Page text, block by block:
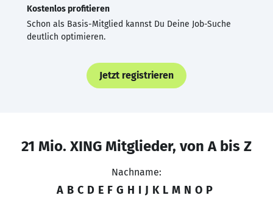
Kostenlos profitieren
Schon als Basis-Mitglied kannst Du Deine Job-Suche
deutlich optimieren.
Jetzt registrieren
21 Mio. XING Mitglieder, von A bis Z
Nachname:
A B C D E F G H I J K L M N O P